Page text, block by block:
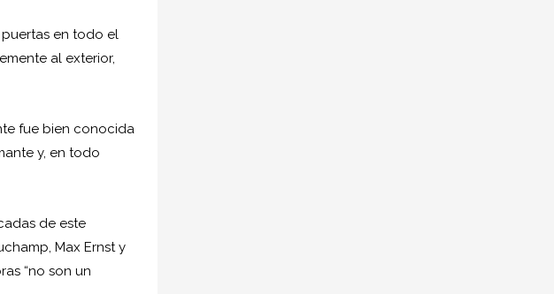
en todo el
al exterior,
fue bien conocida
y, en todo
de este
Max Ernst y
“no son un